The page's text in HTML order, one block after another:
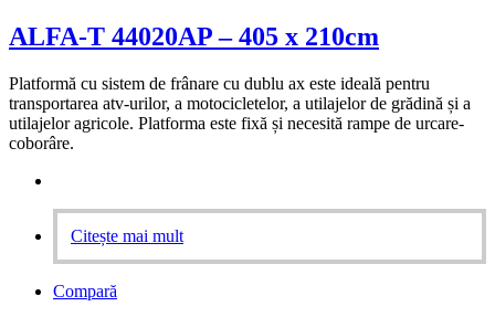
ALFA-T 44020AP – 405 x 210cm
Platformă cu sistem de frânare cu dublu ax este ideală pentru
transportarea atv-urilor, a motocicletelor, a utilajelor de grădină și a
utilajelor agricole. Platforma este fixă și necesită rampe de urcare-
coborâre.
Citește mai mult
Compară